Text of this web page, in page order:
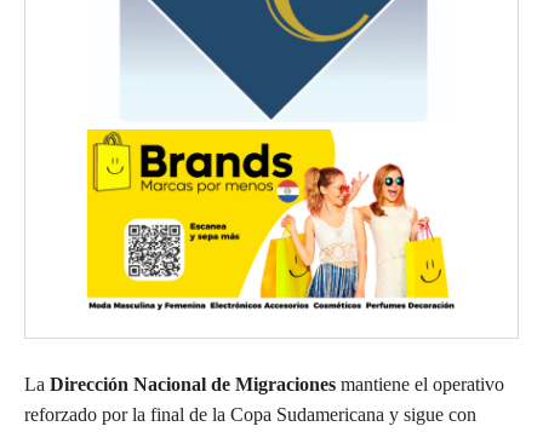
La Dirección Nacional de Migraciones mantiene el operativo
reforzado por la final de la Copa Sudamericana y sigue con